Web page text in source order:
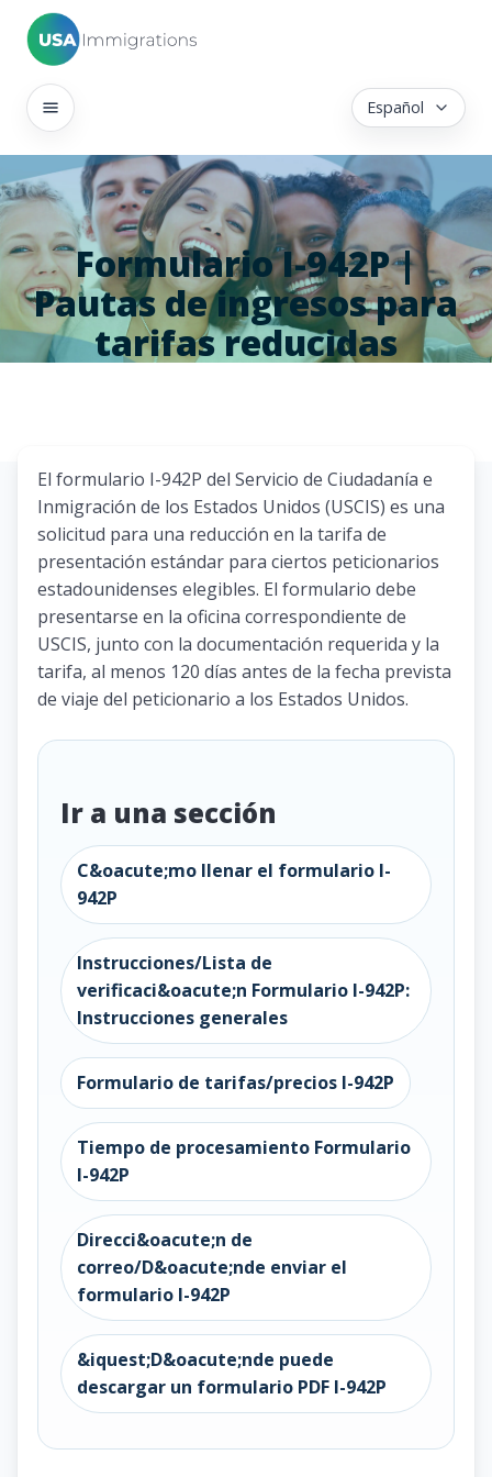
Español
Formulario I-942P |
Pautas de ingresos para
tarifas reducidas
El formulario I-942P del Servicio de Ciudadanía e
Inmigración de los Estados Unidos (USCIS) es una
solicitud para una reducción en la tarifa de
presentación estándar para ciertos peticionarios
estadounidenses elegibles. El formulario debe
presentarse en la oficina correspondiente de
USCIS, junto con la documentación requerida y la
tarifa, al menos 120 días antes de la fecha prevista
de viaje del peticionario a los Estados Unidos.
Ir a una sección
C&oacute;mo llenar el formulario I-
942P
Instrucciones/Lista de
verificaci&oacute;n Formulario I-942P:
Instrucciones generales
Formulario de tarifas/precios I-942P
Tiempo de procesamiento Formulario
I-942P
Direcci&oacute;n de
correo/D&oacute;nde enviar el
formulario I-942P
&iquest;D&oacute;nde puede
descargar un formulario PDF I-942P